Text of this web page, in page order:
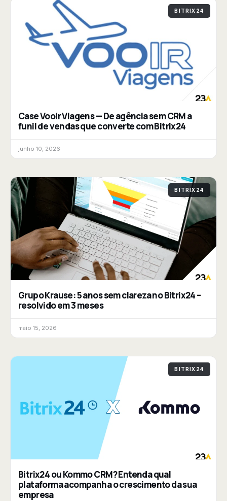
BITRIX24
Case Vooir Viagens — De agência sem CRM a
funil de vendas que converte com Bitrix24
junho 10, 2026
BITRIX24
Grupo Krause: 5 anos sem clareza no Bitrix24 –
resolvido em 3 meses
maio 15, 2026
BITRIX24
Bitrix24 ou Kommo CRM? Entenda qual
plataforma acompanha o crescimento da sua
empresa